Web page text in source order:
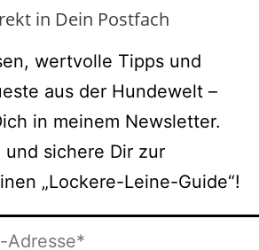
in Dein Postfach
wertvolle Tipps und
aus der Hundewelt –
in meinem Newsletter.
und sichere Dir zur
„Lockere-Leine-Guide“!